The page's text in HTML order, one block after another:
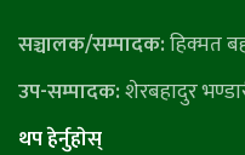
सञ्चालक/सम्पादक:हिक्मत
उप-सम्पादक:शेरबहादुर
थप हेर्नुहाेस्